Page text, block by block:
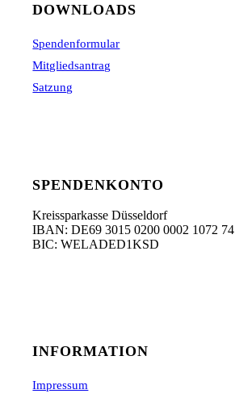
DOWNLOADS
Spendenformular
Mitgliedsantrag
Satzung
SPENDENKONTO
Kreissparkasse Düsseldorf
IBAN: DE69 3015 0200 0002 1072 74
BIC: WELADED1KSD
INFORMATION
Impressum